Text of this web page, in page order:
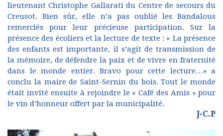
lieutenant Christophe Gallarati du Centre de secours du
Creusot. Bien sûr, elle n’a pas oublié les Bandalous
remerciés pour leur précieuse participation. Sur la
présence des écoliers et la lecture de texte : « La présence
des enfants est importante, il s’agit de transmission de
la mémoire, de défendre la paix et de vivre en fraternité
dans le monde entier. Bravo pour cette lecture…» a
conclu la maire de Saint-Sernin du bois. Tout le monde
était invité ensuite à rejoindre le « Café des Amis » pour
le vin d’honneur offert par la municipalité.
J-C.P